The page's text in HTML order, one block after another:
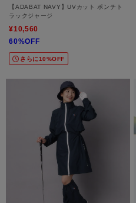
【ADABAT NAVY】UVカット ポンチト
ラックジャージ
¥10,560
60%OFF
さらに10%OFF